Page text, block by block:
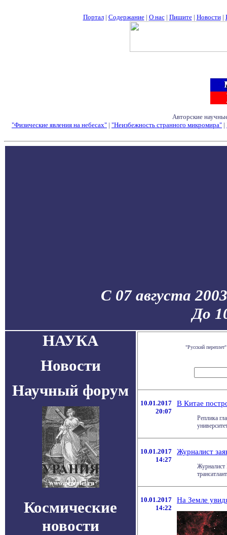
Портал| Содержание| О нас| Пишите| Новости|
Авторские
"Физические явления на небесах" | "Неизбежность странного микромира" |
С 07 августа
До
НАУКА
Новости
Научный форум
Космические
новости
"Русский
10.01.2017
20:07
В Китае
Реплика
10.01.2017
14:27
Журналист
Журналист
10.01.2017
14:22
На Земле